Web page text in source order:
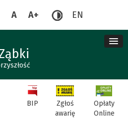
A A+ EN
BIP
Zgłoś
awarię
Opłaty
Online